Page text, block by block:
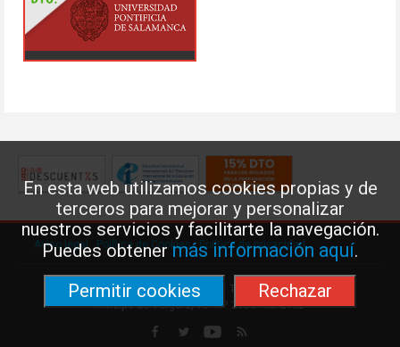
En esta web utilizamos cookies propias y de
terceros para mejorar y personalizar
nuestros servicios y facilitarte la navegación.
Puedes obtenermás información aquí.
Permitir cookies
Rechazar
Aviso legal Política de Cookies· Política de privacidad
Federación de Enseñanza de USO · Teléfono: 91 577 41 13 ·
Príncipe de Vergara, 13 · 7º 28001 MADRID